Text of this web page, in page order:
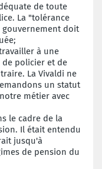
de toute
La "tolérance
doit
à une
policier et de
La Vivaldi ne
un statut
métier avec
le cadre de la
Il était entendu
jusqu'à
de pension du